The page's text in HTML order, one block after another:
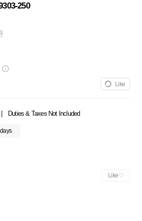
250
Like
Duties & Taxes Not Included
Like